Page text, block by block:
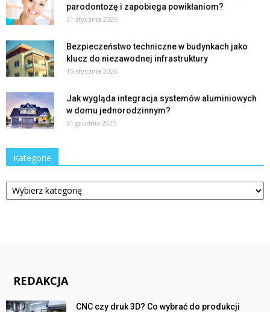
parodontozę i zapobiega powikłaniom?
31 stycznia 2026
Bezpieczeństwo techniczne w budynkach jako
klucz do niezawodnej infrastruktury
15 stycznia 2026
Jak wygląda integracja systemów aluminiowych
w domu jednorodzinnym?
31 grudnia 2025
Kategorie
Kategorie
REDAKCJA
CNC czy druk 3D? Co wybrać do produkcji